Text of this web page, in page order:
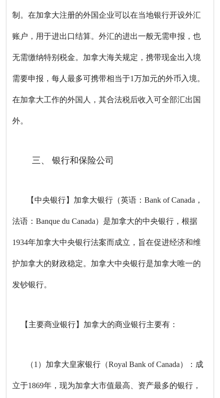
制。在加拿大注册的外国企业可以在当地银行开设外汇
账户，用于进出口结算。外汇的进出一般无需申报，也
无需缴纳特别税金。加拿大海关规定，携带现金出入境
需要申报，每人最多可携带相当于1万加元的外币入境。
在加拿大工作的外国人，其合法税后收入可全部汇出国
外。
三、 银行和保险公司
【中央银行】加拿大银行（英语：Bank of Canada，
法语：Banque du Canada）是加拿大的中央银行，根据
1934年加拿大中央银行法案而成立，旨在促进经济和维
护加拿大的财政稳定。加拿大中央银行是加拿大唯一的
发钞银行。
【主要商业银行】加拿大的商业银行主要有：
（1）加拿大皇家银行（Royal Bank of Canada）：成
立于1869年，现为加拿大市值最高、资产最多的银行，